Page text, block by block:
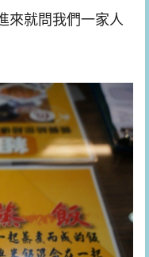
來就問我們一家人